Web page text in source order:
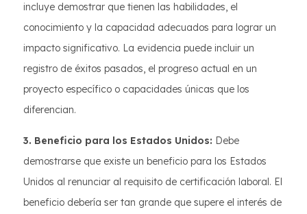
incluye demostrar que tienen las habilidades, el
conocimiento y la capacidad adecuados para lograr un
impacto significativo. La evidencia puede incluir un
registro de éxitos pasados, el progreso actual en un
proyecto específico o capacidades únicas que los
diferencian.
3. Beneficio para los Estados Unidos: Debe
demostrarse que existe un beneficio para los Estados
Unidos al renunciar al requisito de certificación laboral. El
beneficio debería ser tan grande que supere el interés de